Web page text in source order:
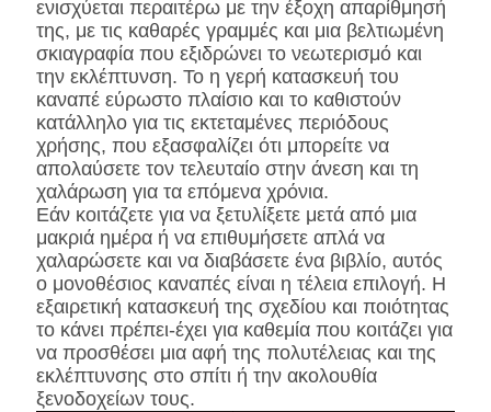
ενισχύεται περαιτέρω με την έξοχη απαρίθμησή
της, με τις καθαρές γραμμές και μια βελτιωμένη
σκιαγραφία που εξιδρώνει το νεωτερισμό και
την εκλέπτυνση. Το η γερή κατασκευή του
καναπέ εύρωστο πλαίσιο και το καθιστούν
κατάλληλο για τις εκτεταμένες περιόδους
χρήσης, που εξασφαλίζει ότι μπορείτε να
απολαύσετε τον τελευταίο στην άνεση και τη
χαλάρωση για τα επόμενα χρόνια.
Εάν κοιτάζετε για να ξετυλίξετε μετά από μια
μακριά ημέρα ή να επιθυμήσετε απλά να
χαλαρώσετε και να διαβάσετε ένα βιβλίο, αυτός
ο μονοθέσιος καναπές είναι η τέλεια επιλογή. Η
εξαιρετική κατασκευή της σχεδίου και ποιότητας
το κάνει πρέπει-έχει για καθεμία που κοιτάζει για
να προσθέσει μια αφή της πολυτέλειας και της
εκλέπτυνσης στο σπίτι ή την ακολουθία
ξενοδοχείων τους.